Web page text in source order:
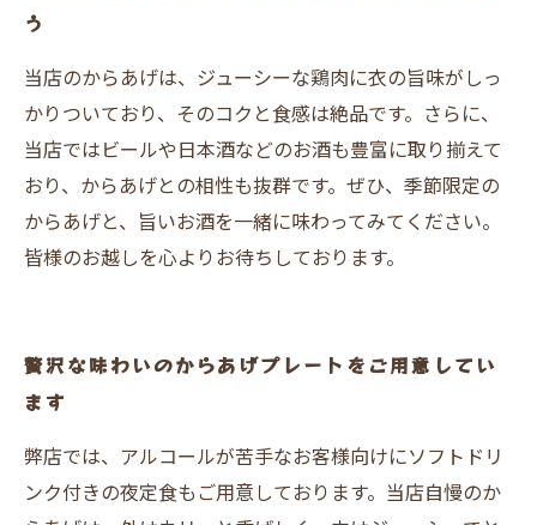
う
当店のからあげは、ジューシーな鶏肉に衣の旨味がしっ
かりついており、そのコクと食感は絶品です。さらに、
当店ではビールや日本酒などのお酒も豊富に取り揃えて
おり、からあげとの相性も抜群です。ぜひ、季節限定の
からあげと、旨いお酒を一緒に味わってみてください。
皆様のお越しを心よりお待ちしております。
贅沢な味わいのからあげプレートをご用意してい
ます
弊店では、アルコールが苦手なお客様向けにソフトドリ
ンク付きの夜定食もご用意しております。当店自慢のか